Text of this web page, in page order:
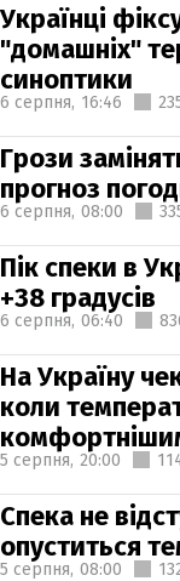
Українці
"домашніх"
синоптики
6 серпня, 16:46
Грози
прогноз
6 серпня, 08:00
Пік спеки в
+38 градусів
6 серпня, 06:40
На Україну
коли
5 серпня, 20:00
Спека не
опуститься
5 серпня, 08:00